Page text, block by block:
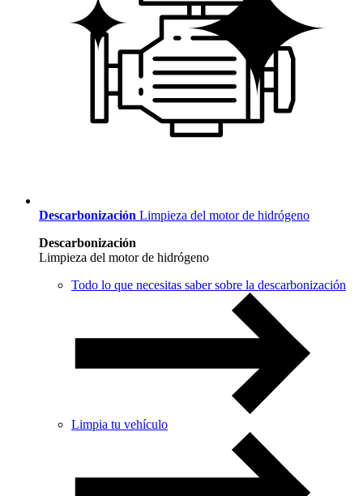
Descarbonización Limpieza del motor de hidrógeno
Descarbonización
Limpieza del motor de hidrógeno
Todo lo que necesitas saber sobre la descarbonización
Limpia tu vehículo